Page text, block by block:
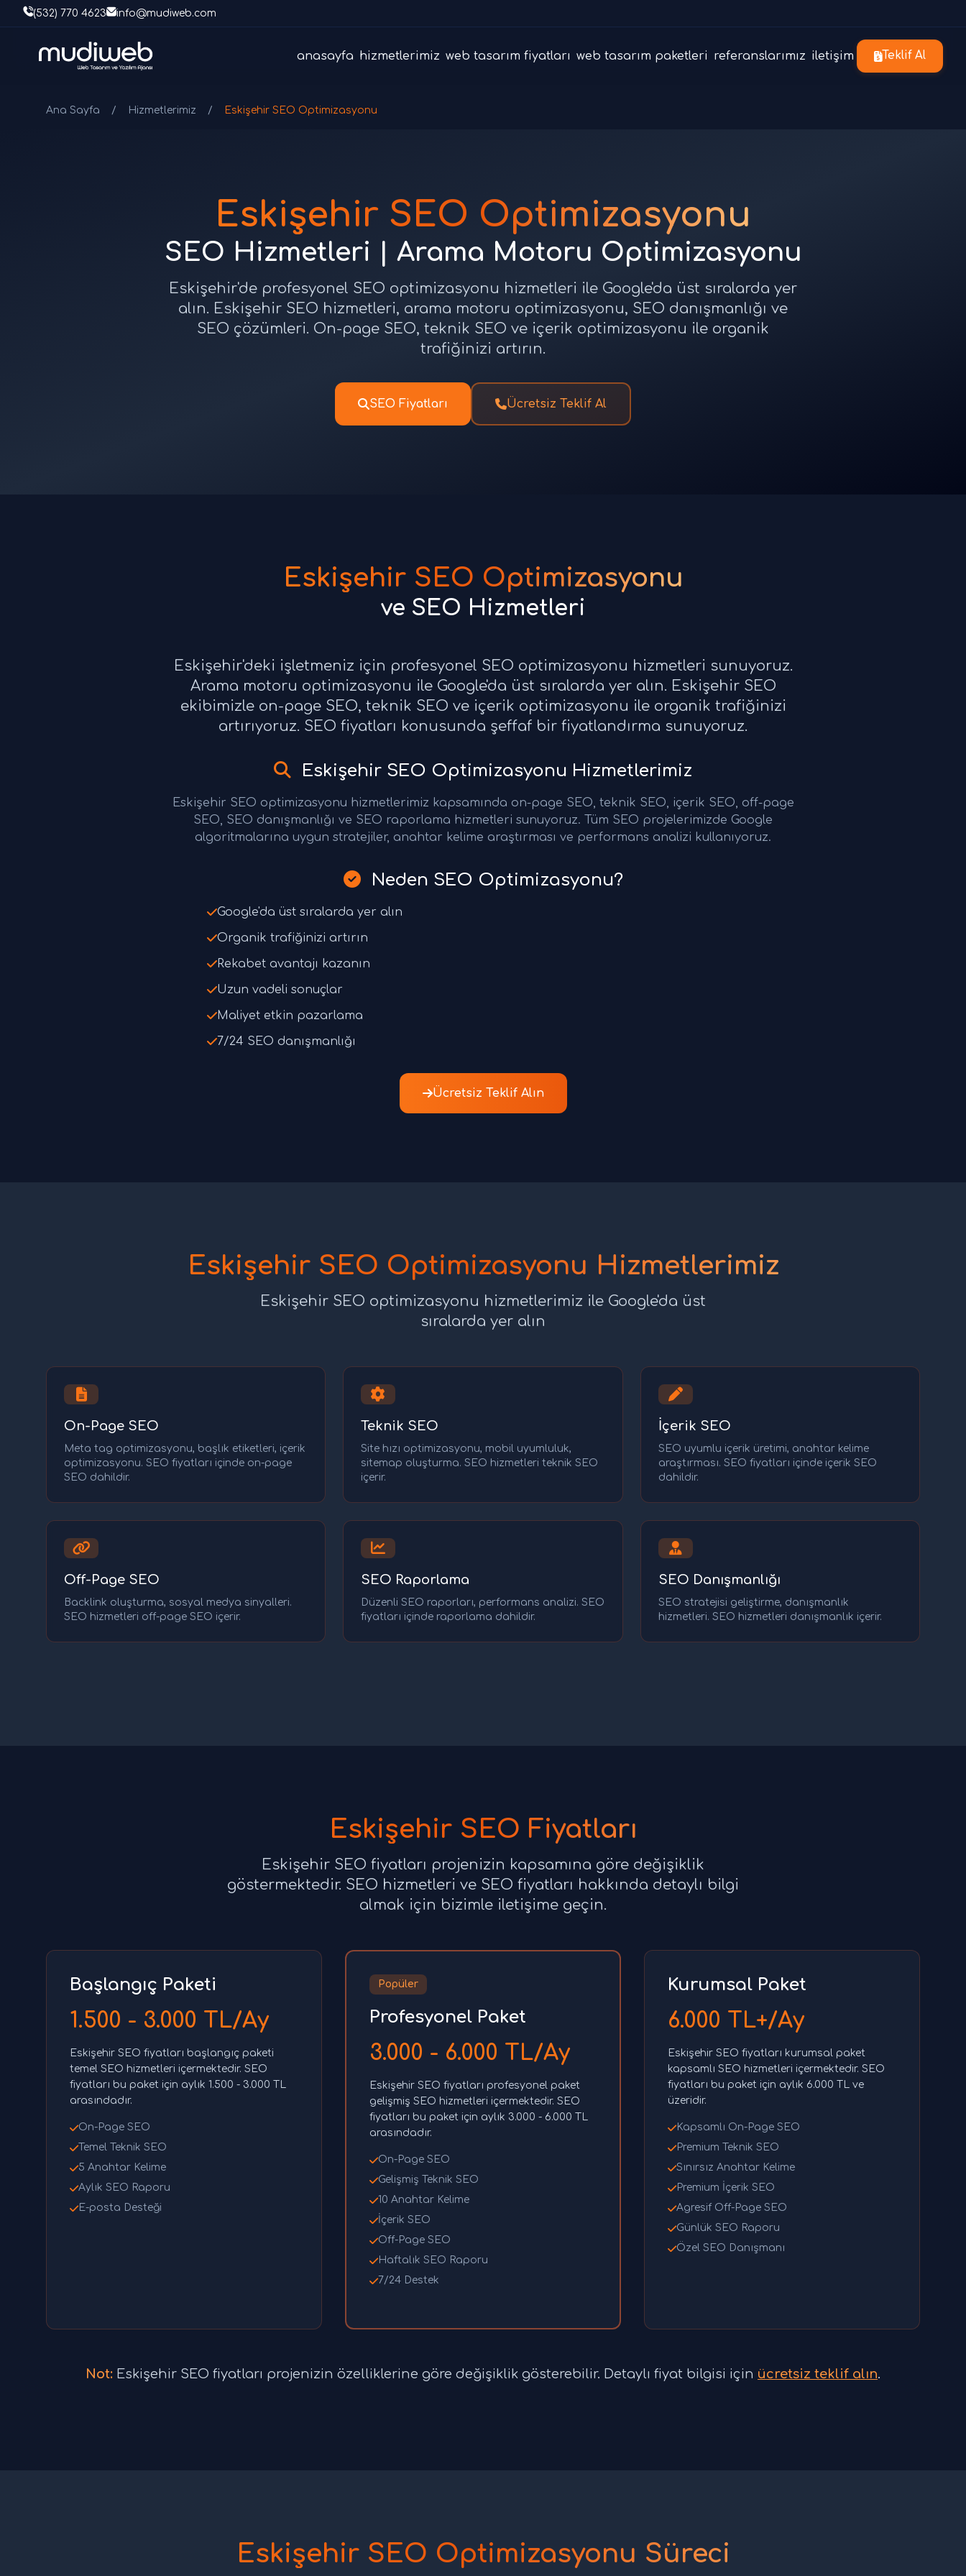
(532) 770 4623 info@mudiweb.com
anasayfa hizmetlerimiz web tasarım fiyatları web tasarım paketleri referanslarımız iletişim Teklif Al
Ana Sayfa / Hizmetlerimiz / Eskişehir SEO Optimizasyonu
Eskişehir SEO Optimizasyonu
SEO Hizmetleri | Arama Motoru Optimizasyonu
Eskişehir'de profesyonel SEO optimizasyonu hizmetleri ile Google'da üst sıralarda yer
alın. Eskişehir SEO hizmetleri, arama motoru optimizasyonu, SEO danışmanlığı ve
SEO çözümleri. On-page SEO, teknik SEO ve içerik optimizasyonu ile organik
trafiğinizi artırın.
SEO Fiyatları Ücretsiz Teklif Al
Eskişehir SEO Optimizasyonu
ve SEO Hizmetleri
Eskişehir'deki işletmeniz için profesyonel SEO optimizasyonu hizmetleri sunuyoruz.
Arama motoru optimizasyonu ile Google'da üst sıralarda yer alın. Eskişehir SEO
ekibimizle on-page SEO, teknik SEO ve içerik optimizasyonu ile organik trafiğinizi
artırıyoruz. SEO fiyatları konusunda şeffaf bir fiyatlandırma sunuyoruz.
Eskişehir SEO Optimizasyonu Hizmetlerimiz
Eskişehir SEO optimizasyonu hizmetlerimiz kapsamında on-page SEO, teknik SEO, içerik SEO, off-page
SEO, SEO danışmanlığı ve SEO raporlama hizmetleri sunuyoruz. Tüm SEO projelerimizde Google
algoritmalarına uygun stratejiler, anahtar kelime araştırması ve performans analizi kullanıyoruz.
Neden SEO Optimizasyonu?
Google'da üst sıralarda yer alın
Organik trafiğinizi artırın
Rekabet avantajı kazanın
Uzun vadeli sonuçlar
Maliyet etkin pazarlama
7/24 SEO danışmanlığı
Ücretsiz Teklif Alın
Eskişehir SEO Optimizasyonu Hizmetlerimiz
Eskişehir SEO optimizasyonu hizmetlerimiz ile Google'da üst
sıralarda yer alın
On-Page SEO
Meta tag optimizasyonu, başlık etiketleri, içerik
optimizasyonu. SEO fiyatları içinde on-page
SEO dahildir.
Teknik SEO
Site hızı optimizasyonu, mobil uyumluluk,
sitemap oluşturma. SEO hizmetleri teknik SEO
içerir.
İçerik SEO
SEO uyumlu içerik üretimi, anahtar kelime
araştırması. SEO fiyatları içinde içerik SEO
dahildir.
Off-Page SEO
Backlink oluşturma, sosyal medya sinyalleri.
SEO hizmetleri off-page SEO içerir.
SEO Raporlama
Düzenli SEO raporları, performans analizi. SEO
fiyatları içinde raporlama dahildir.
SEO Danışmanlığı
SEO stratejisi geliştirme, danışmanlık
hizmetleri. SEO hizmetleri danışmanlık içerir.
Eskişehir SEO Fiyatları
Eskişehir SEO fiyatları projenizin kapsamına göre değişiklik
göstermektedir. SEO hizmetleri ve SEO fiyatları hakkında detaylı bilgi
almak için bizimle iletişime geçin.
Başlangıç Paketi
1.500 - 3.000 TL/Ay
Eskişehir SEO fiyatları başlangıç paketi
temel SEO hizmetleri içermektedir. SEO
fiyatları bu paket için aylık 1.500 - 3.000 TL
arasındadır.
On-Page SEO
Temel Teknik SEO
5 Anahtar Kelime
Aylık SEO Raporu
E-posta Desteği
Popüler
Profesyonel Paket
3.000 - 6.000 TL/Ay
Eskişehir SEO fiyatları profesyonel paket
gelişmiş SEO hizmetleri içermektedir. SEO
fiyatları bu paket için aylık 3.000 - 6.000 TL
arasındadır.
On-Page SEO
Gelişmiş Teknik SEO
10 Anahtar Kelime
İçerik SEO
Off-Page SEO
Haftalık SEO Raporu
7/24 Destek
Kurumsal Paket
6.000 TL+/Ay
Eskişehir SEO fiyatları kurumsal paket
kapsamlı SEO hizmetleri içermektedir. SEO
fiyatları bu paket için aylık 6.000 TL ve
üzeridir.
Kapsamlı On-Page SEO
Premium Teknik SEO
Sınırsız Anahtar Kelime
Premium İçerik SEO
Agresif Off-Page SEO
Günlük SEO Raporu
Özel SEO Danışmanı
Not: Eskişehir SEO fiyatları projenizin özelliklerine göre değişiklik gösterebilir. Detaylı fiyat bilgisi için ücretsiz teklif alın.
Eskişehir SEO Optimizasyonu Süreci